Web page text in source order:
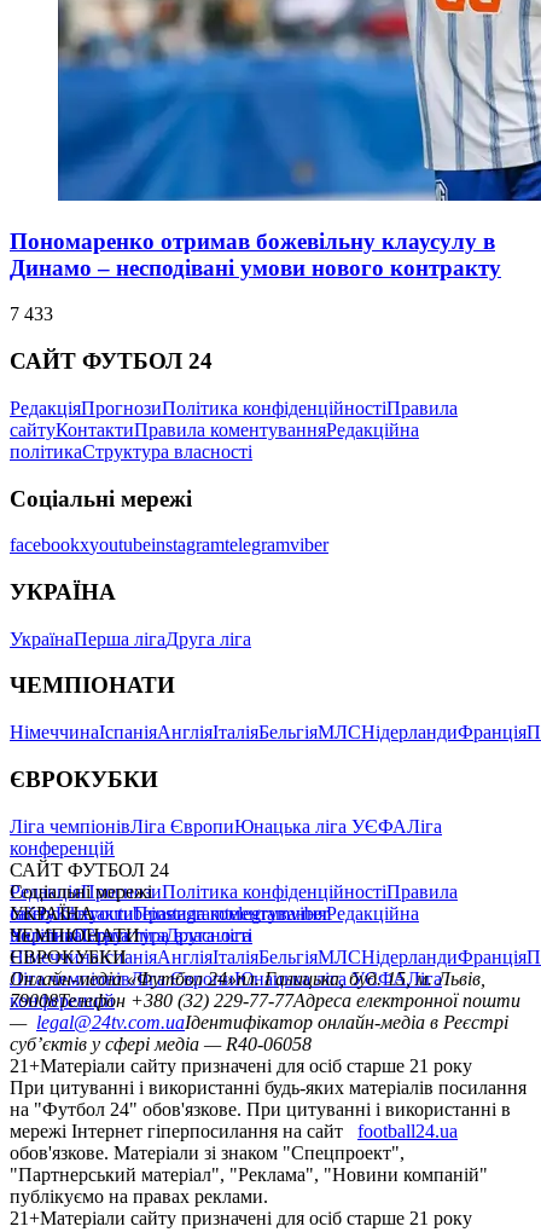
Пономаренко отримав божевільну клаусулу в
Динамо – несподівані умови нового контракту
7 433
САЙТ ФУТБОЛ 24
РедакціяПрогнозиПолітика конфіденційностіПравила
сайтуКонтактиПравила коментуванняРедакційна
політикаСтруктура власності
Соціальні мережі
facebookxyoutubeinstagramtelegramviber
УКРАЇНА
УкраїнаПерша лігаДруга ліга
ЧЕМПІОНАТИ
НімеччинаІспаніяАнгліяІталіяБельгіяМЛСНідерландиФранція
ЄВРОКУБКИ
Ліга чемпіонівЛіга ЄвропиЮнацька ліга УЄФАЛіга
конференцій
САЙТ ФУТБОЛ 24
РедакціяПрогнозиПолітика конфіденційностіПравила
сайтуКонтактиПравила коментуванняРедакційна
політикаСтруктура власності
Соціальні мережі
facebookxyoutubeinstagramtelegramviber
УКРАЇНА
УкраїнаПерша лігаДруга ліга
ЧЕМПІОНАТИ
НімеччинаІспаніяАнгліяІталіяБельгіяМЛСНідерландиФранція
ЄВРОКУБКИ
Ліга чемпіонівЛіга ЄвропиЮнацька ліга УЄФАЛіга
конференцій
Онлайн-медіа «Футбол 24»пл. Галицька, буд. 15, м. Львів,
79008Телефон +380 (32) 229-77-77Адреса електронної пошти
— legal@24tv.com.uaІдентифікатор онлайн-медіа в Реєстрі
суб’єктів у сфері медіа — R40-06058
21+Матеріали сайту призначені для осіб старше 21 року
При цитуванні і використанні будь-яких матеріалів посилання
на "Футбол 24" обов'язкове. При цитуванні і використанні в
мережі Інтернет гіперпосилання на сайт
football24.ua
обов'язкове. Матеріали зі знаком "Спецпроект",
"Партнерський матеріал", "Реклама", "Новини компаній"
публікуємо на правах реклами.
21+Матеріали сайту призначені для осіб старше 21 року